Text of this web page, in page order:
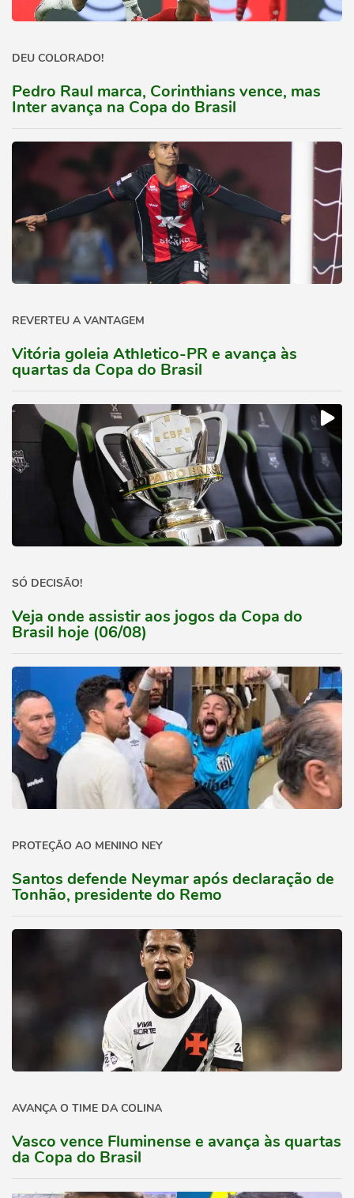
DEU COLORADO!
Pedro Raul marca, Corinthians vence, mas
Inter avança na Copa do Brasil
REVERTEU A VANTAGEM
Vitória goleia Athletico-PR e avança às
quartas da Copa do Brasil
SÓ DECISÃO!
Veja onde assistir aos jogos da Copa do
Brasil hoje (06/08)
PROTEÇÃO AO MENINO NEY
Santos defende Neymar após declaração de
Tonhão, presidente do Remo
AVANÇA O TIME DA COLINA
Vasco vence Fluminense e avança às quartas
da Copa do Brasil